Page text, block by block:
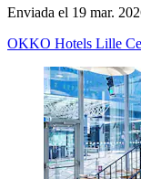
Enviada el 19 mar.
OKKO Hotels Lille